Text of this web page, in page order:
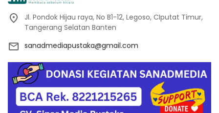
Jl. Pondok Hijau raya, No B1-12, Legoso, CIputat Timur,
Tangerang Selatan Banten
sanadmediapustaka@gmail.com